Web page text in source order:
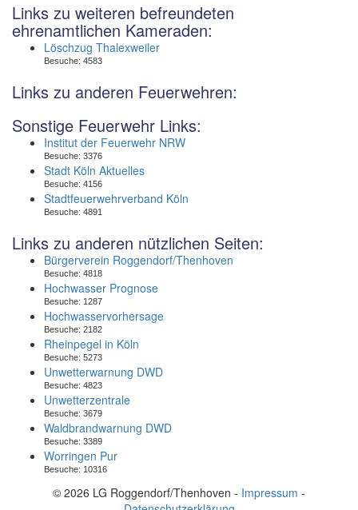
Links zu weiteren befreundeten
ehrenamtlichen Kameraden:
Löschzug Thalexweiler
Besuche: 4583
Links zu anderen Feuerwehren:
Sonstige Feuerwehr Links:
Institut der Feuerwehr NRW
Besuche: 3376
Stadt Köln Aktuelles
Besuche: 4156
Stadtfeuerwehrverband Köln
Besuche: 4891
Links zu anderen nützlichen Seiten:
Bürgerverein Roggendorf/Thenhoven
Besuche: 4818
Hochwasser Prognose
Besuche: 1287
Hochwasservorhersage
Besuche: 2182
Rheinpegel in Köln
Besuche: 5273
Unwetterwarnung DWD
Besuche: 4823
Unwetterzentrale
Besuche: 3679
Waldbrandwarnung DWD
Besuche: 3389
Worringen Pur
Besuche: 10316
© 2026 LG Roggendorf/Thenhoven - Impressum -